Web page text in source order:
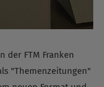
der FTM Franken
"Themenzeitungen"